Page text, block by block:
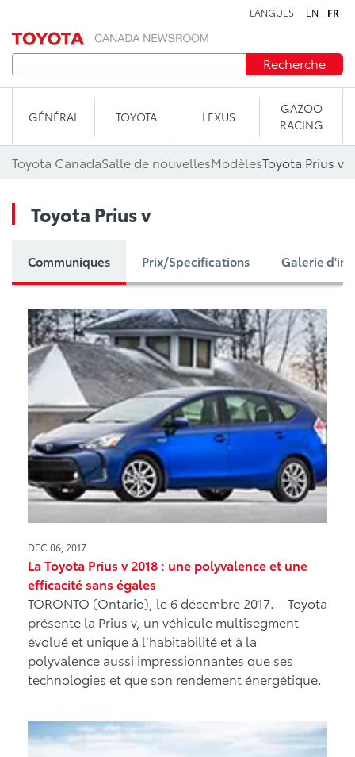
LANGUES EN FR
Recherche
GÉNÉRAL TOYOTA LEXUS
GAZOO
RACING
Toyota CanadaSalle de nouvellesModèlesToyota Prius v
Toyota Prius v
Communiques Prix/Specifications Galerie
DEC 06, 2017
La Toyota Prius v 2018 : une polyvalence et une
efficacité sans égales
TORONTO (Ontario), le 6 décembre 2017. – Toyota
présente la Prius v, un véhicule multisegment
évolué et unique à l’habitabilité et à la
polyvalence aussi impressionnantes que ses
technologies et que son rendement énergétique.